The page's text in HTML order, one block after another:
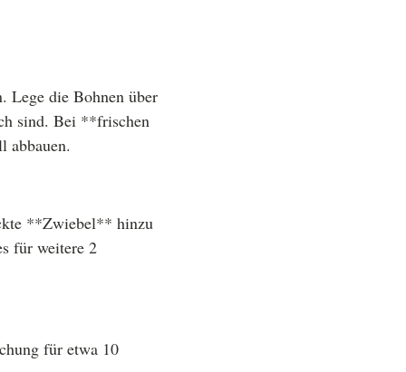
Lege die Bohnen über
sind. Bei **frischen
abbauen.
**Zwiebel** hinzu
für weitere 2
für etwa 10